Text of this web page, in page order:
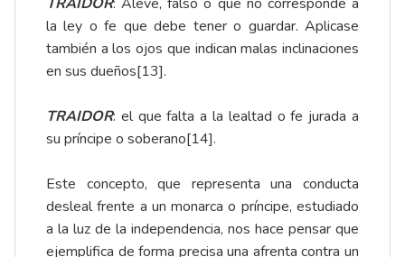
la ley o fe que debe tener o guardar. Aplicase
también a los ojos que indican malas inclinaciones
en sus dueños[13].
TRAIDOR: el que falta a la lealtad o fe jurada a
su príncipe o soberano[14].
Este concepto, que representa una conducta
desleal frente a un monarca o príncipe, estudiado
a la luz de la independencia, nos hace pensar que
ejemplifica de forma precisa una afrenta contra un